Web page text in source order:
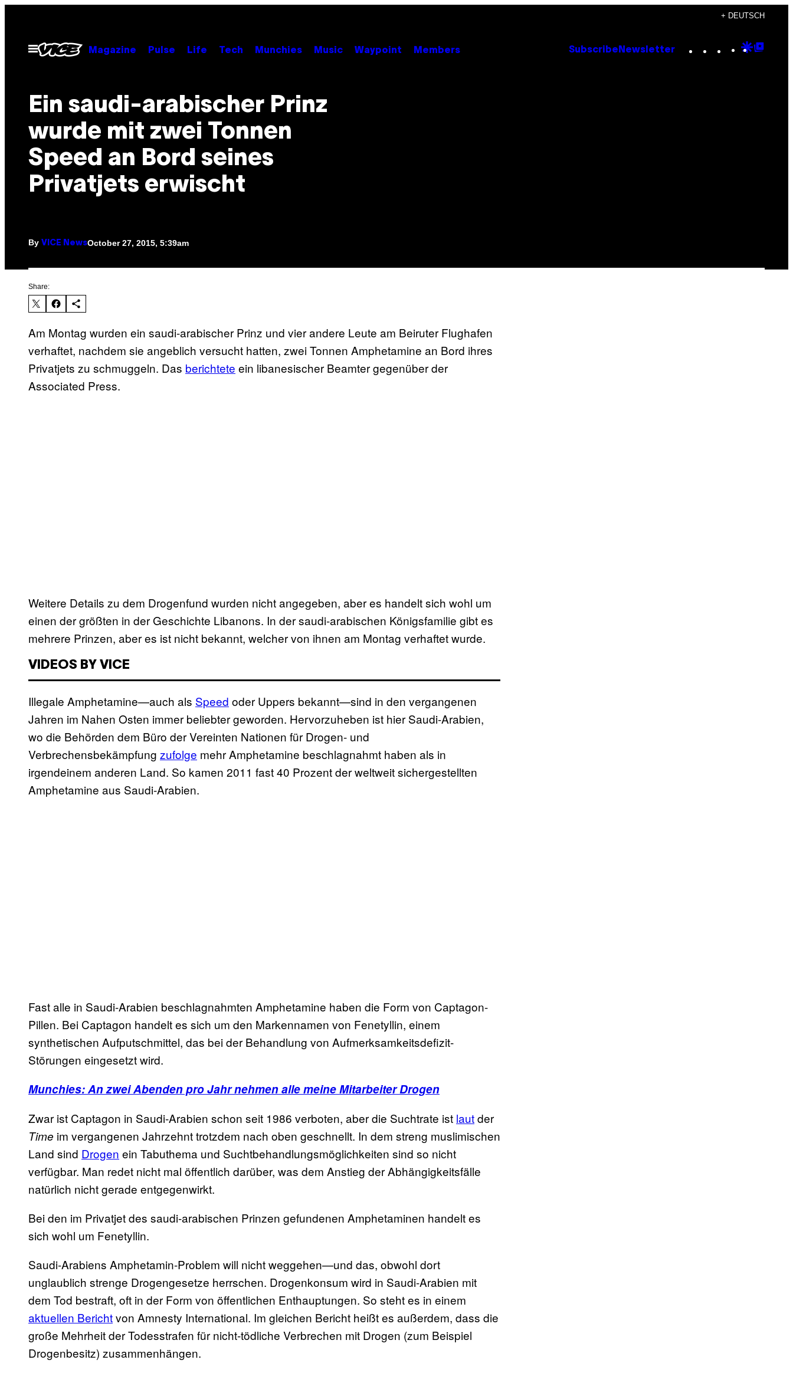
content
+ DEUTSCH
Open
Menu
Magazine Pulse Life Tech Munchies Music Waypoint Members Subscribe Newsletter Instagram
TikTok
YouTube
Google
Ein saudi-arabischer Prinz
wurde mit zwei Tonnen
Speed an Bord seines
Privatjets erwischt
By VICE NewsOctober 27, 2015, 5:39am
Share:
Am Montag wurden ein saudi-arabischer Prinz und vier andere Leute am Beiruter Flughafen
verhaftet, nachdem sie angeblich versucht hatten, zwei Tonnen Amphetamine an Bord ihres
Privatjets zu schmuggeln. Das berichtete ein libanesischer Beamter gegenüber der
Associated Press.
Weitere Details zu dem Drogenfund wurden nicht angegeben, aber es handelt sich wohl um
einen der größten in der Geschichte Libanons. In der saudi-arabischen Königsfamilie gibt es
mehrere Prinzen, aber es ist nicht bekannt, welcher von ihnen am Montag verhaftet wurde.
VIDEOS BY VICE
Illegale Amphetamine—auch als Speed oder Uppers bekannt—sind in den vergangenen
Jahren im Nahen Osten immer beliebter geworden. Hervorzuheben ist hier Saudi-Arabien,
wo die Behörden dem Büro der Vereinten Nationen für Drogen- und
Verbrechensbekämpfung zufolge mehr Amphetamine beschlagnahmt haben als in
irgendeinem anderen Land. So kamen 2011 fast 40 Prozent der weltweit sichergestellten
Amphetamine aus Saudi-Arabien.
Fast alle in Saudi-Arabien beschlagnahmten Amphetamine haben die Form von Captagon-
Pillen. Bei Captagon handelt es sich um den Markennamen von Fenetyllin, einem
synthetischen Aufputschmittel, das bei der Behandlung von Aufmerksamkeitsdefizit-
Störungen eingesetzt wird.
Munchies: An zwei Abenden pro Jahr nehmen alle meine Mitarbeiter Drogen
Zwar ist Captagon in Saudi-Arabien schon seit 1986 verboten, aber die Suchtrate ist lautder
Time im vergangenen Jahrzehnt trotzdem nach oben geschnellt. In dem streng muslimischen
Land sind Drogen ein Tabuthema und Suchtbehandlungsmöglichkeiten sind so nicht
verfügbar. Man redet nicht mal öffentlich darüber, was dem Anstieg der Abhängigkeitsfälle
natürlich nicht gerade entgegenwirkt.
Bei den im Privatjet des saudi-arabischen Prinzen gefundenen Amphetaminen handelt es
sich wohl um Fenetyllin.
Saudi-Arabiens Amphetamin-Problem will nicht weggehen—und das, obwohl dort
unglaublich strenge Drogengesetze herrschen. Drogenkonsum wird in Saudi-Arabien mit
dem Tod bestraft, oft in der Form von öffentlichen Enthauptungen. So steht es in einem
aktuellen Berichtvon Amnesty International. Im gleichen Bericht heißt es außerdem, dass die
große Mehrheit der Todesstrafen für nicht-tödliche Verbrechen mit Drogen (zum Beispiel
Drogenbesitz) zusammenhängen.